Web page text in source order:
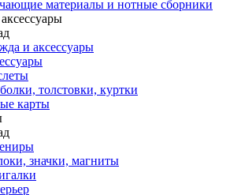
материалы и нотные сборники
и аксессуары
толстовки, куртки
карты
значки, магниты